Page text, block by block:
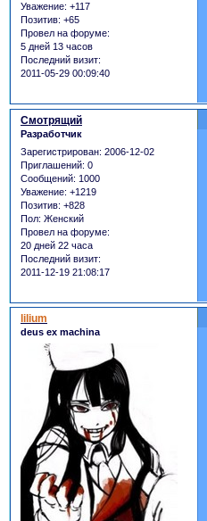
Уважение: +117
Позитив: +65
Провел на форуме:
5 дней 13 часов
Последний визит:
2011-05-29 00:09:40
Смотрящий
Разработчик
Зарегистрирован: 2006-12-02
Приглашений: 0
Сообщений: 1000
Уважение: +1219
Позитив: +828
Пол: Женский
Провел на форуме:
20 дней 22 часа
Последний визит:
2011-12-19 21:08:17
lilium
deus ex machina